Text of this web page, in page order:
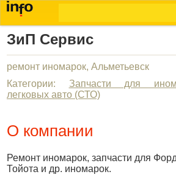
ЗиП Сервис
ремонт иномарок, Альметьевск
Категории: Запчасти для
легковых авто (СТО)
О компании
Ремонт иномарок, запчасти для
Тойота и др. иномарок.